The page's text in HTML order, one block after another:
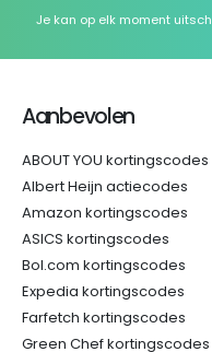
Je kan op elk moment
Aanbevolen
ABOUT YOU kortingscodes
Albert Heijn actiecodes
Amazon kortingscodes
ASICS kortingscodes
Bol.com kortingscodes
Expedia kortingscodes
Farfetch kortingscodes
Green Chef kortingscodes